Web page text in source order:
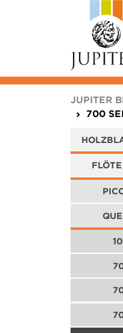
JUPITER
700
FLÖTE